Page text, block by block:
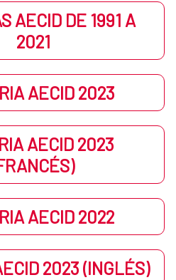
AECID DE 1991 A
2021
AECID 2023
AECID 2023
AECID 2022
2023 (INGLÉS)